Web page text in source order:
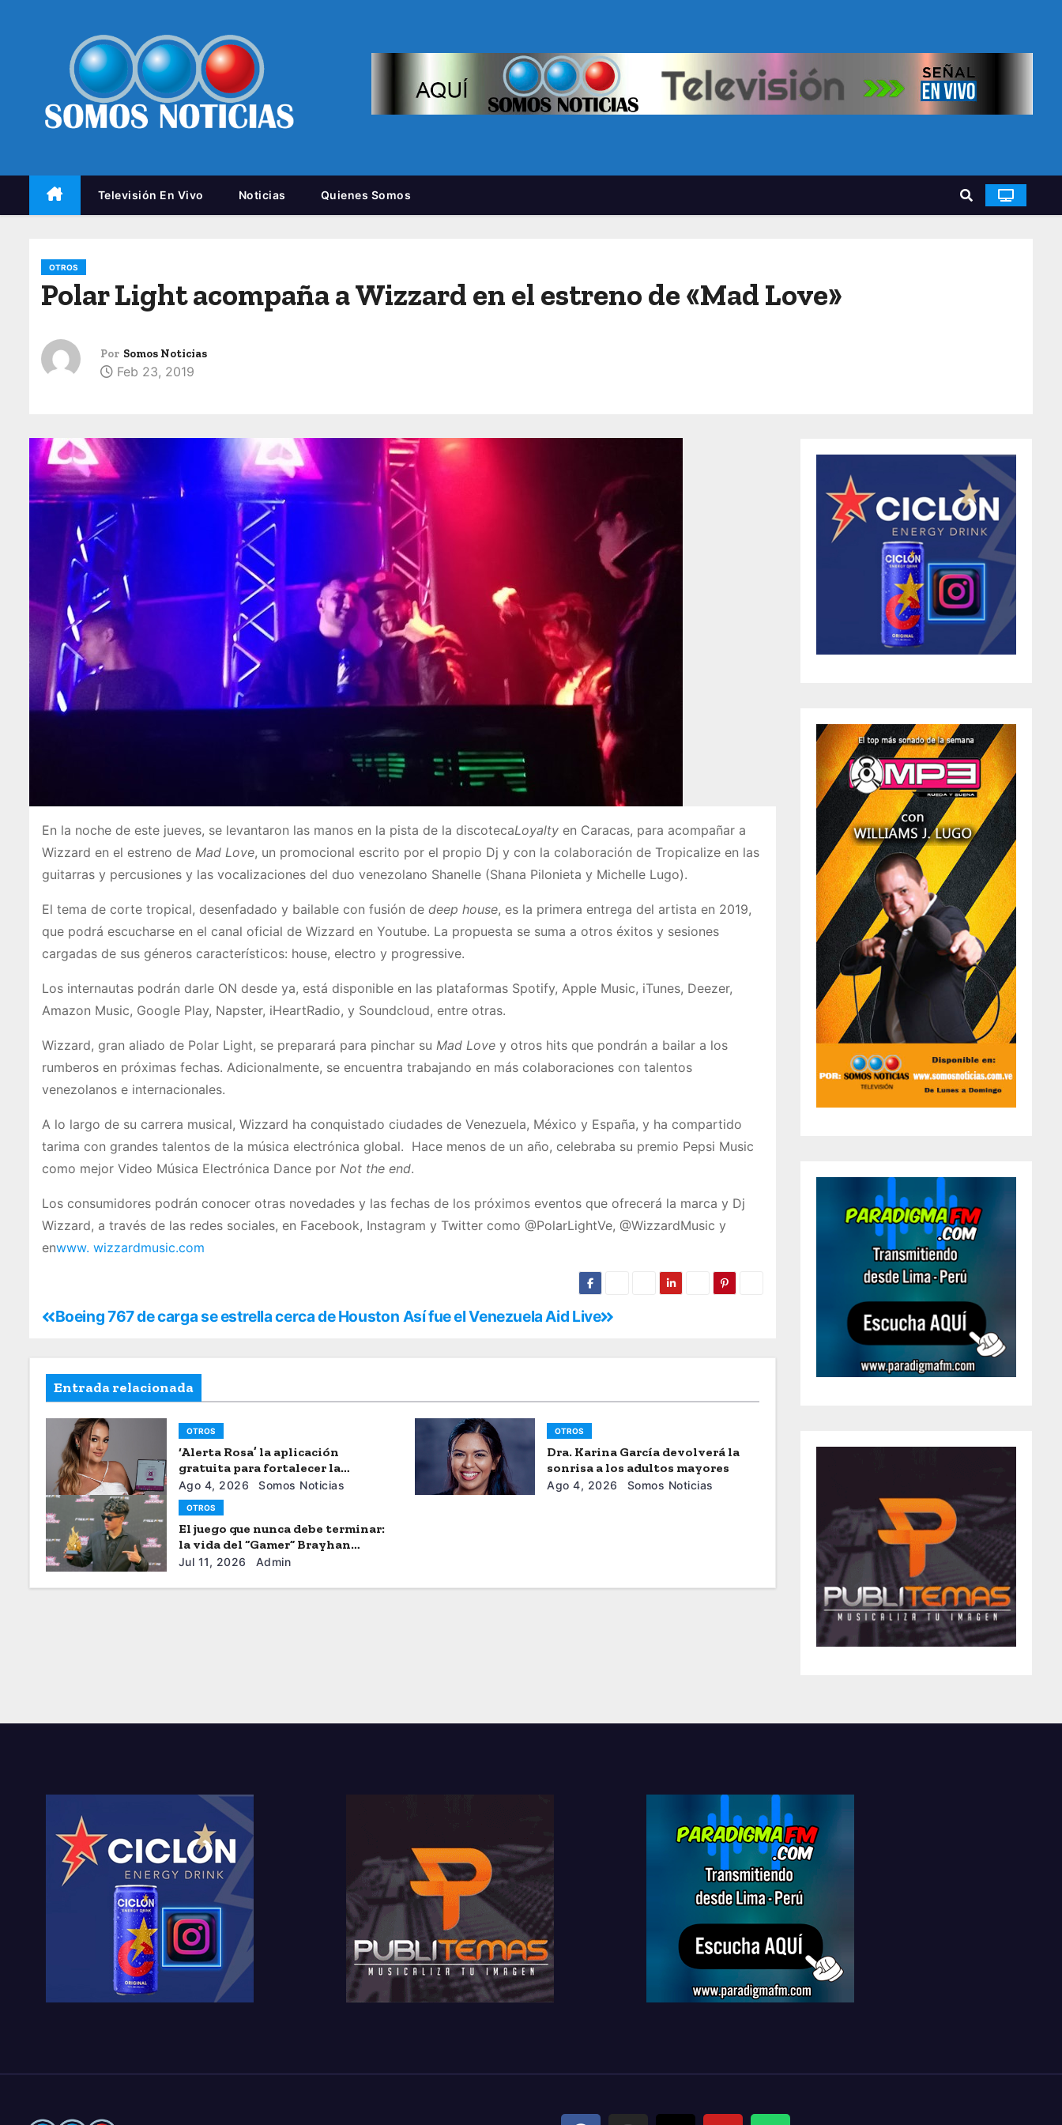
Televisión En Vivo Noticias Quienes Somos
OTROS
Polar Light acompaña a Wizzard en el estreno de «Mad Love»
Por Somos Noticias
Feb 23, 2019
En la noche de este jueves, se levantaron las manos en la pista de la discotecaLoyalty en Caracas, para acompañar a
Wizzard en el estreno de Mad Love, un promocional escrito por el propio Dj y con la colaboración de Tropicalize en las
guitarras y percusiones y las vocalizaciones del duo venezolano Shanelle (Shana Pilonieta y Michelle Lugo).
El tema de corte tropical, desenfadado y bailable con fusión de deep house, es la primera entrega del artista en 2019,
que podrá escucharse en el canal oficial de Wizzard en Youtube. La propuesta se suma a otros éxitos y sesiones
cargadas de sus géneros característicos: house, electro y progressive.
Los internautas podrán darle ON desde ya, está disponible en las plataformas Spotify, Apple Music, iTunes, Deezer,
Amazon Music, Google Play, Napster, iHeartRadio, y Soundcloud, entre otras.
Wizzard, gran aliado de Polar Light, se preparará para pinchar su Mad Love y otros hits que pondrán a bailar a los
rumberos en próximas fechas. Adicionalmente, se encuentra trabajando en más colaboraciones con talentos
venezolanos e internacionales.
A lo largo de su carrera musical, Wizzard ha conquistado ciudades de Venezuela, México y España, y ha compartido
tarima con grandes talentos de la música electrónica global. Hace menos de un año, celebraba su premio Pepsi Music
como mejor Video Música Electrónica Dance por Not the end.
Los consumidores podrán conocer otras novedades y las fechas de los próximos eventos que ofrecerá la marca y Dj
Wizzard, a través de las redes sociales, en Facebook, Instagram y Twitter como @PolarLightVe, @WizzardMusic y
enwww. wizzardmusic.com
Así fue el Venezuela Aid Live
Boeing 767 de carga se estrella cerca de Houston
Entrada relacionada
OTROS
‘Alerta Rosa’ la aplicación
gratuita para fortalecer la
seguiridad de las mujeres
Ago 4, 2026 Somos Noticias
OTROS
Dra. Karina García devolverá la
sonrisa a los adultos mayores
Ago 4, 2026 Somos Noticias
OTROS
El juego que nunca debe terminar:
la vida del “Gamer” Brayhan
Crazzy
Jul 11, 2026 Admin